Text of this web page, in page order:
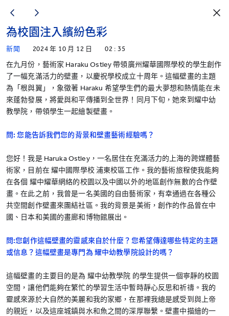
為校園注入繽紛色彩
新聞 2024 年 10 月 12 日 02 : 35
在九月份，藝術家 Haraku Ostley 帶領廣州耀華國際學校的學生創作
了一幅充滿活力的壁畫，以慶祝學校成立十周年。這幅壁畫的主題
為「根與翼」，象徵著 Haraku 希望學生們的最大夢想和熱情能在未
來蓬勃發展，將愛與和平傳播到全世界！同月下旬，她來到耀中幼
教學院，帶領學生一起繪製壁畫。
問: 您能告訴我們您的背景和壁畫藝術經驗嗎？
您好！我是 Haruka Ostley，一名居住在充滿活力的上海的跨媒體藝
術家，目前在 耀中國際學校 浦東校區工作。我的藝術旅程使我能夠
在各個 耀中耀華網絡的校園以及中國以外的地區創作無數的合作壁
畫。在此之前，我曾是一名美國的自由藝術家，有幸通過在各種公
共空間創作壁畫來團結社區。我的背景是美術，創作的作品曾在中
國、日本和美國的畫廊和博物館展出。
問:您創作這幅壁畫的靈感來自於什麼？您希望傳達哪些特定的主題
或信息？這幅壁畫是專門為 耀中幼教學院設計的嗎？
這幅壁畫的主要目的是為 耀中幼教學院 的學生提供一個寧靜的校園
空間，讓他們能夠在繁忙的學習生活中暫時靜心反思和祈禱。我的
靈感來源於大自然的美麗和我的家鄉，在那裡我總是感受到與上帝
的親近，以及這座城鎮與水和魚之間的深厚聯繫。壁畫中描繪的一